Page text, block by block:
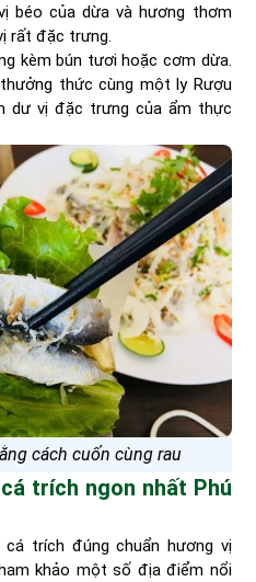
béo của dừa và hương thơm
rất đặc trưng.
kèm bún tươi hoặc cơm dừa.
thức cùng một ly Rượu
dư vị đặc trưng của ẩm thực
cách cuốn cùng rau
trích ngon nhất Phú
trích đúng chuẩn hương vị
khảo một số địa điểm nổi